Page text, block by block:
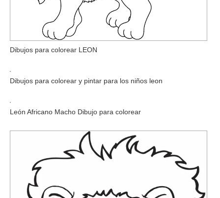
Dibujos para colorear LEON
Dibujos para colorear y pintar para los niños leon
León Africano Macho Dibujo para colorear